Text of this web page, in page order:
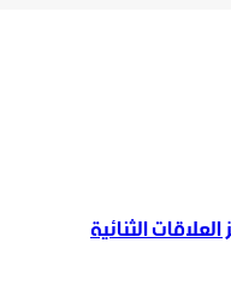
الثنائية